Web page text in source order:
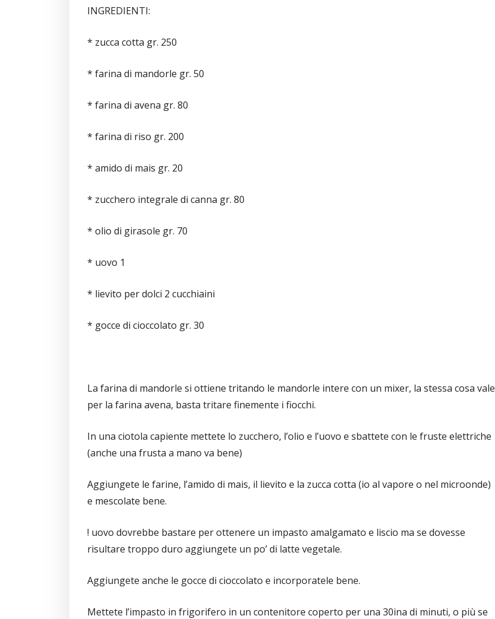
INGREDIENTI:
* zucca cotta gr. 250
* farina di mandorle gr. 50
* farina di avena gr. 80
* farina di riso gr. 200
* amido di mais gr. 20
* zucchero integrale di canna gr. 80
* olio di girasole gr. 70
* uovo 1
* lievito per dolci 2 cucchiaini
* gocce di cioccolato gr. 30
La farina di mandorle si ottiene tritando le mandorle intere con un mixer, la stessa cosa vale
per la farina avena, basta tritare finemente i fiocchi.
In una ciotola capiente mettete lo zucchero, l’olio e l’uovo e sbattete con le fruste elettriche
(anche una frusta a mano va bene)
Aggiungete le farine, l’amido di mais, il lievito e la zucca cotta (io al vapore o nel microonde)
e mescolate bene.
! uovo dovrebbe bastare per ottenere un impasto amalgamato e liscio ma se dovesse
risultare troppo duro aggiungete un po’ di latte vegetale.
Aggiungete anche le gocce di cioccolato e incorporatele bene.
Mettete l’impasto in frigorifero in un contenitore coperto per una 30ina di minuti, o più se